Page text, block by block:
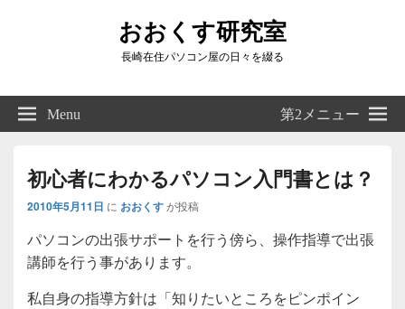
おおくす研究室
長崎在住パソコン屋の日々を綴る
Right
Sidebar
Widget
Menu 第2メニュー
初心者にわかるパソコン入門書とは？
2010年5月11日 に おおくすが投稿
パソコンの出張サポートを行う傍ら、操作指導で出張
講師を行う事があります。
私自身の指導方針は「知りたいところをピンポイン